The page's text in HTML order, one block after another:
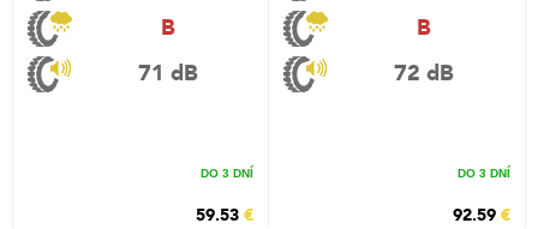
B
71 dB
DO 3 DNÍ
59.53 €
B
72 dB
DO 3 DNÍ
92.59 €